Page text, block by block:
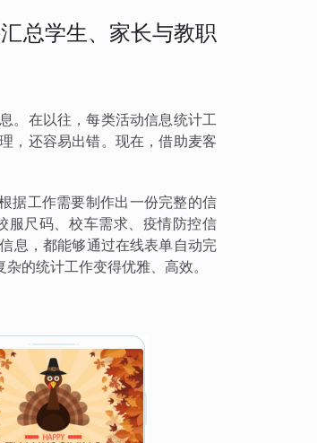
总学生、家长与教职
。在以往，每类活动信息统计工
，还容易出错。现在，借助麦客
据工作需要制作出一份完整的信
服尺码、校车需求、疫情防控信
息，都能够通过在线表单自动完
的统计工作变得优雅、高效。